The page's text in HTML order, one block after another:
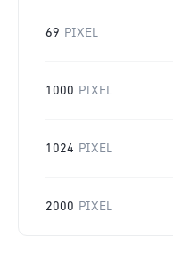
69 PIXEL
1000 PIXEL
1024 PIXEL
2000 PIXEL